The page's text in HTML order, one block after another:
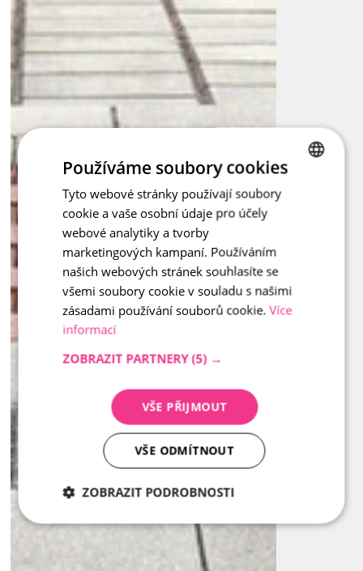
CZECH
Používáme soubory cookies
Tyto webové stránky používají soubory
cookie a vaše osobní údaje pro účely
webové analytiky a tvorby
marketingových kampaní. Používáním
našich webových stránek souhlasíte se
všemi soubory cookie v souladu s našimi
zásadami používání souborů cookie. Více
informací
ZOBRAZIT PARTNERY (5) →
VŠE PŘIJMOUT
VŠE ODMÍTNOUT
ZOBRAZIT PODROBNOSTI
Nezbytně
soubory
Analytika Marketing